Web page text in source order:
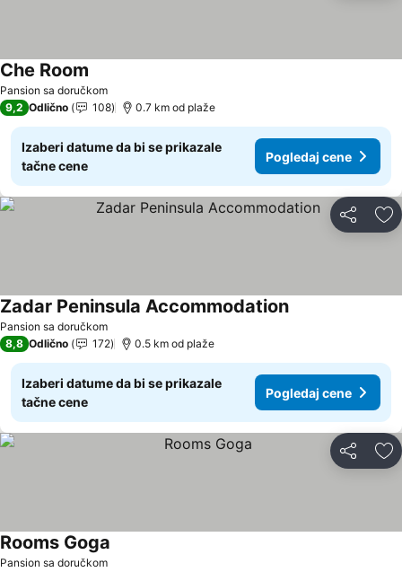
Pansion sa doručkom
Che Room
9,2 Odlično 108 0.7 km od plaže
Izaberi datume da bi se prikazale
tačne cene
Pogledaj cene
Deli
Pansion sa doručkom
Zadar Peninsula AccommodationPogledaj cene
8,8 Odlično 172 0.5 km od plaže
Izaberi datume da bi se prikazale
tačne cene
Pogledaj cene
Deli
Pansion sa doručkom
Rooms Goga